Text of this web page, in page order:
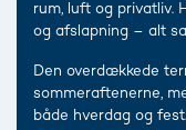
rum, luft og privatliv.
og afslapning – alt
Den overdækkede
sommeraftenerne,
både hverdag og fest.